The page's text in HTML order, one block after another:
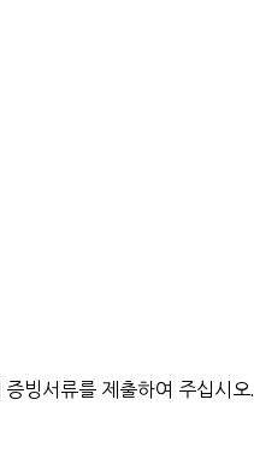
빙서류를 제출하여 주십시오.